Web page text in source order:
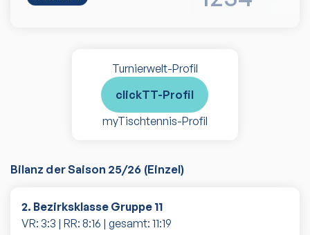
Turnierwelt-Profil
clickTT-Profil
myTischtennis-Profil
Bilanz der Saison 25/26 (Einzel)
2. Bezirksklasse Gruppe 11
VR: 3:3 | RR: 8:16 | gesamt: 11:19